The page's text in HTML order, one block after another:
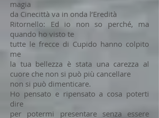
magia
da Cinecittà va in onda l’Eredità
Ritornello: Ed io non so perché, ma
quando ho visto te
tutte le frecce di Cupido hanno colpito
me
la tua bellezza è stata una carezza al
cuore che non si può più cancellare
non si può dimenticare.
Ho pensato e ripensato a cosa poterti
dire
per potermi presentare senza essere